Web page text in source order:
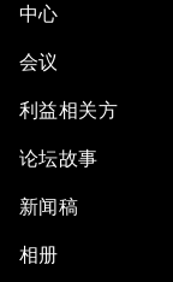
中心
会议
利益相关方
论坛故事
新闻稿
相册